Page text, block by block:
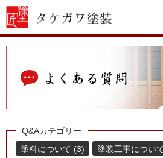
Q&Aカテゴリー
塗料について (3)
塗装工事につい